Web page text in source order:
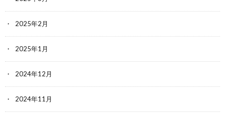
2025年2月
2025年1月
2024年12月
2024年11月